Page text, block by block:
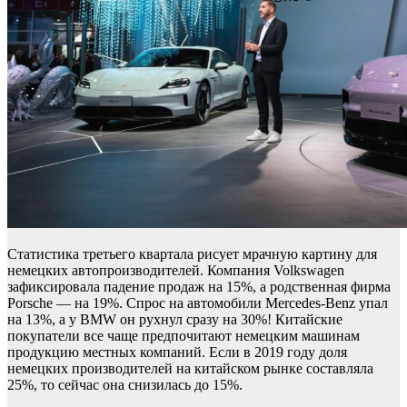
Статистика третьего квартала рисует мрачную картину для
немецких автопроизводителей. Компания Volkswagen
зафиксировала падение продаж на 15%, а родственная фирма
Porsche — на 19%. Спрос на автомобили Mercedes-Benz упал
на 13%, а у BMW он рухнул сразу на 30%! Китайские
покупатели все чаще предпочитают немецким машинам
продукцию местных компаний. Если в 2019 году доля
немецких производителей на китайском рынке составляла
25%, то сейчас она снизилась до 15%.